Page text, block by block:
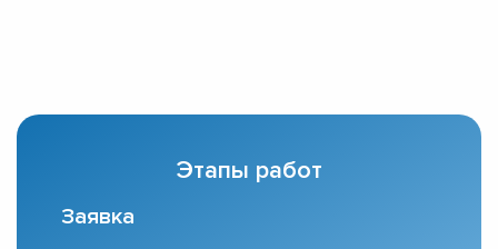
Этапы работ
Заявка